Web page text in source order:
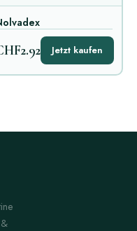
Jetzt kaufen